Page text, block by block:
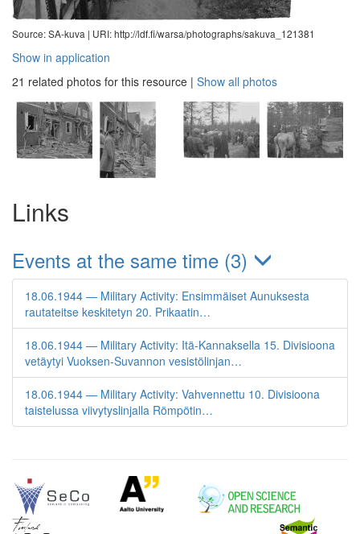
Source: SA-kuva | URI: http://ldf.fi/warsa/photographs/sakuva_121381
Show in application
21 related photos for this resource | Show all photos
Links
Events at the same time (3)
18.06.1944 — Military Activity: Ensimmäiset Aunuksesta
rautateitse keskitetyn 20. Prikaatin…
18.06.1944 — Military Activity: Itä-Kannaksella 15. Divisioona
vetäytyi Vuoksen-Suvannon vesistölinjan…
18.06.1944 — Military Activity: Vahvennettu 10. Divisioona
taistelussa viivytyslinjalla Römpötin…